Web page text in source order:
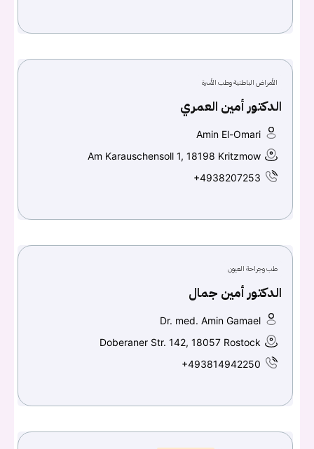
الأمراض الباطنية وطب الأسرة
الدكتور أمين العمري
Amin El-Omari
Am Karauschensoll 1, 18198 Kritzmow
+4938207253
طب وجراحة العيون
الدكتور أمين جمال
Dr. med. Amin Gamael
Doberaner Str. 142, 18057 Rostock
+493814942250